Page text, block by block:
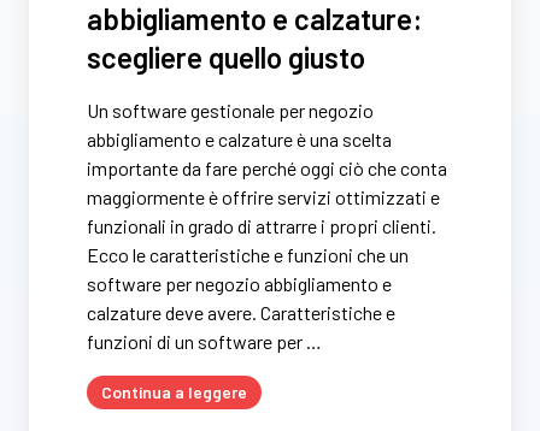
abbigliamento e calzature:
scegliere quello giusto
Un software gestionale per negozio
abbigliamento e calzature è una scelta
importante da fare perché oggi ciò che conta
maggiormente è offrire servizi ottimizzati e
funzionali in grado di attrarre i propri clienti.
Ecco le caratteristiche e funzioni che un
software per negozio abbigliamento e
calzature deve avere. Caratteristiche e
funzioni di un software per …
Continua a leggere